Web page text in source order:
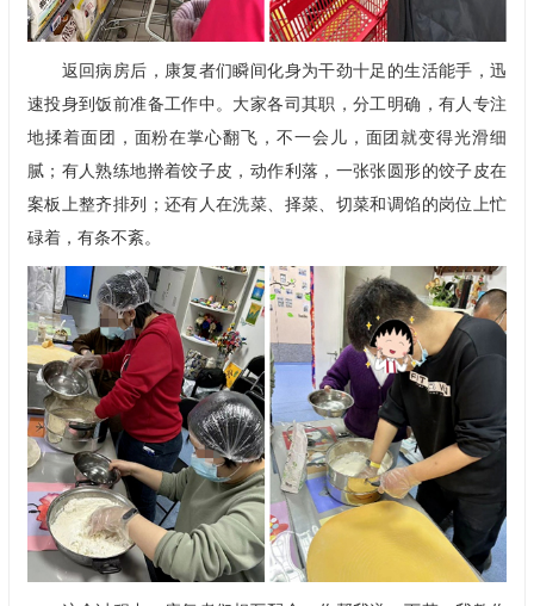
返回病房后，康复者们瞬间化身为干劲十足的生活能手，迅
速投身到饭前准备工作中。大家各司其职，分工明确，有人专注
地揉着面团，面粉在掌心翻飞，不一会儿，面团就变得光滑细
腻；有人熟练地擀着饺子皮，动作利落，一张张圆形的饺子皮在
案板上整齐排列；还有人在洗菜、择菜、切菜和调馅的岗位上忙
碌着，有条不紊。